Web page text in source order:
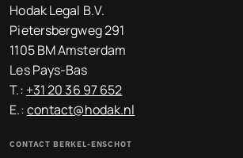
Hodak Legal B.V.
Pietersbergweg 291
1105 BM Amsterdam
Les Pays-Bas
T.: +31 20 36 97 652
E.:contact@hodak.nl
CONTACT BERKEL-ENSCHOT